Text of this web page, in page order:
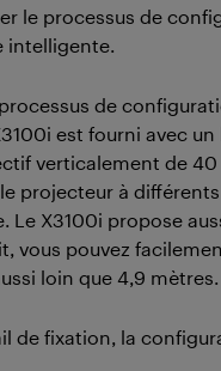
le processus de
intelligente.
de
est fourni avec
verticalement de
projecteur à
X3100i propose
vous pouvez
loin que 4,9 mètres.
de fixation, la